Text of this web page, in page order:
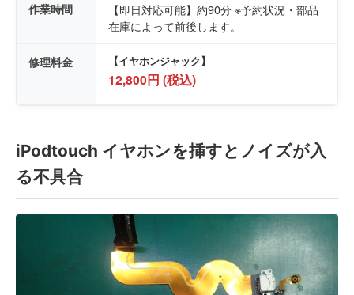
作業時間
【即日対応可能】約90分 ※予約状況・部品
在庫によって前後します。
修理料金 【イヤホンジャック】
12,800円 (税込)
iPodtouch イヤホンを挿すとノイズが入
る不具合